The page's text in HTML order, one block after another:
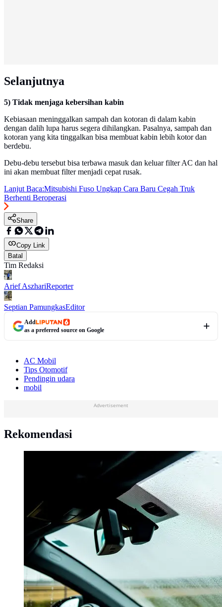
Selanjutnya
5) Tidak menjaga kebersihan kabin
Kebiasaan meninggalkan sampah dan kotoran di dalam kabin
dengan dalih lupa harus segera dihilangkan. Pasalnya, sampah dan
kotoran yang kita tinggalkan bisa membuat kabin lebih kotor dan
berdebu.
Debu-debu tersebut bisa terbawa masuk dan keluar filter AC dan hal
ini akan membuat filter menjadi cepat rusak.
Lanjut Baca:Mitsubishi Fuso Ungkap Cara Baru Cegah Truk
Berhenti Beroperasi
Share
Copy Link
Batal
Tim Redaksi
Arief AszhariReporter
Septian PamungkasEditor
Add
as a preferred source on Google
AC Mobil
Tips Otomotif
Pendingin udara
mobil
Advertisement
Rekomendasi